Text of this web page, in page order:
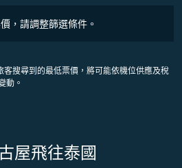
，請調整篩選條件。
搜尋到的最低票價，將可能依機位供應及稅
動。
屋飛往泰國